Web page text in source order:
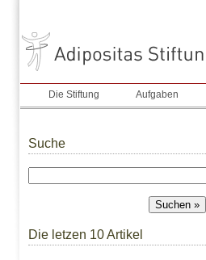
Die Stiftung Aufgaben
Suche
Die letzen 10 Artikel